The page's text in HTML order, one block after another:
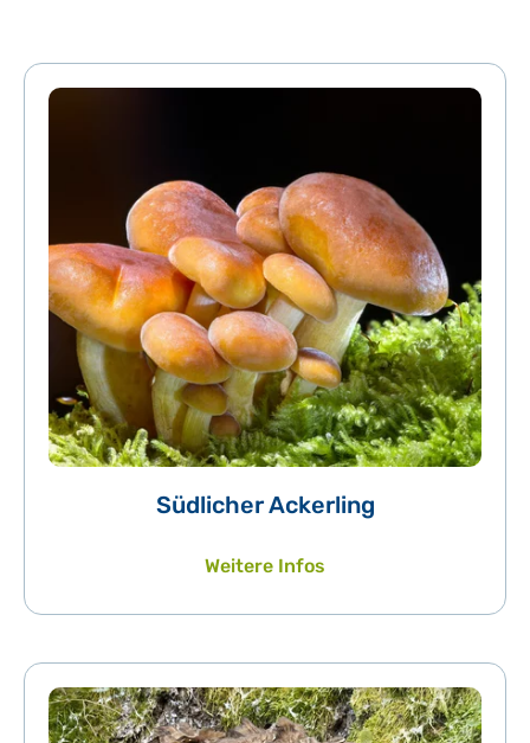
Südlicher Ackerling
Weitere Infos